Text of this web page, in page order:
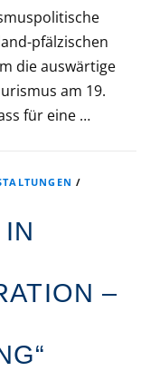
pfälzischen
die auswärtige
am 19.
für eine …
/
–